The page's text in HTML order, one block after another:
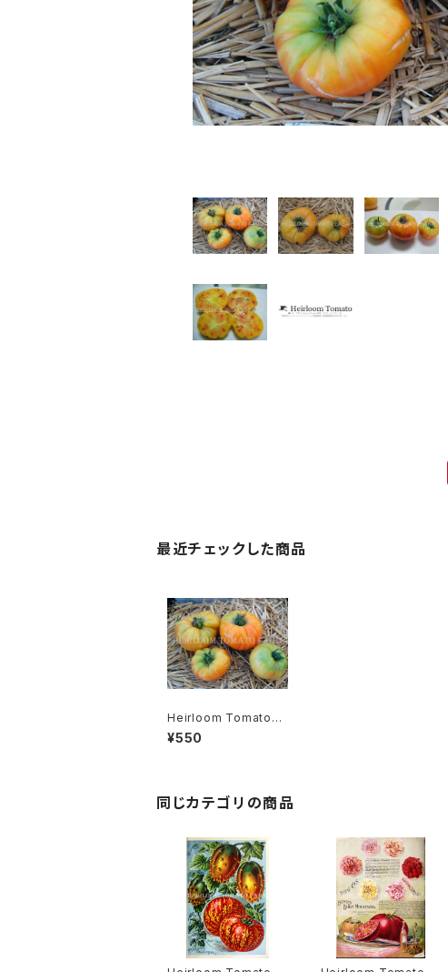
最近チェックした商品
Heirloom Tomato®
Medovy Saljut エア
ルーム・トマト・メドヴィ・
¥550
同じカテゴリの商品